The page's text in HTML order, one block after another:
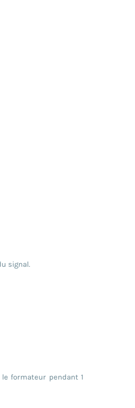
signal.
formateur pendant 1